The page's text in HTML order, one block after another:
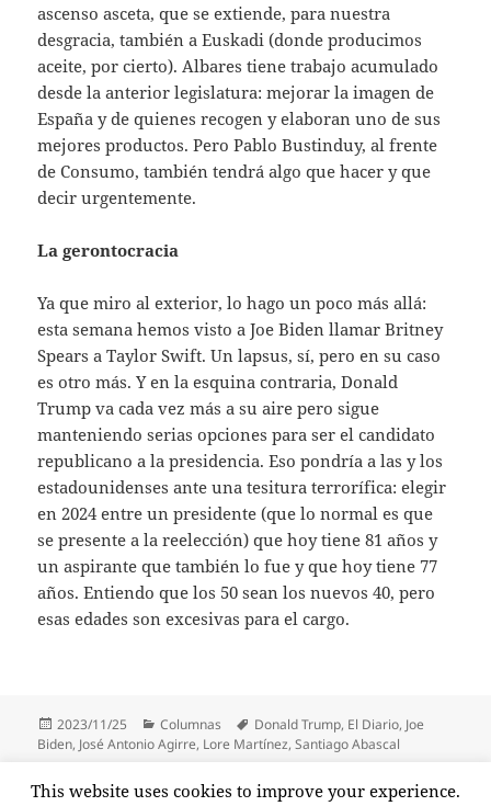
ascenso asceta, que se extiende, para nuestra
desgracia, también a Euskadi (donde producimos
aceite, por cierto). Albares tiene trabajo acumulado
desde la anterior legislatura: mejorar la imagen de
España y de quienes recogen y elaboran uno de sus
mejores productos. Pero Pablo Bustinduy, al frente
de Consumo, también tendrá algo que hacer y que
decir urgentemente.
La gerontocracia
Ya que miro al exterior, lo hago un poco más allá:
esta semana hemos visto a Joe Biden llamar Britney
Spears a Taylor Swift. Un lapsus, sí, pero en su caso
es otro más. Y en la esquina contraria, Donald
Trump va cada vez más a su aire pero sigue
manteniendo serias opciones para ser el candidato
republicano a la presidencia. Eso pondría a las y los
estadounidenses ante una tesitura terrorífica: elegir
en 2024 entre un presidente (que lo normal es que
se presente a la reelección) que hoy tiene 81 años y
un aspirante que también lo fue y que hoy tiene 77
años. Entiendo que los 50 sean los nuevos 40, pero
esas edades son excesivas para el cargo.
Publicado
el
2023/11/25 Categorías
Columnas Etiquetas
Donald Trump, El Diario, Joe
Biden, José Antonio Agirre, Lore Martínez,Santiago Abascal
Paginación
PÁGINA2
This website uses cookies to improve your experience.